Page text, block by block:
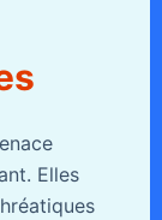
Elles